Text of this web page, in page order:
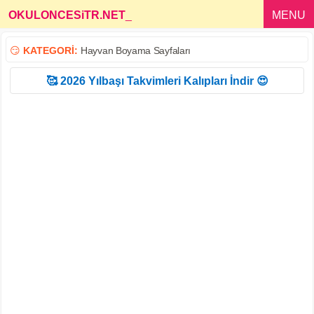
OKULONCESiTR.NET MENU
😏 KATEGORİ: Hayvan Boyama Sayfaları
🥰 2026 Yılbaşı Takvimleri Kalıpları İndir 😍